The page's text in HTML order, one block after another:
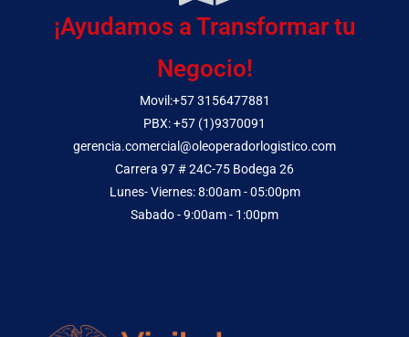
¡Ayudamos a Transformar tu
Negocio!
Movil:+57 3156477881
PBX: +57 (1)9370091
gerencia.comercial@oleoperadorlogistico.com
Carrera 97 # 24C-75 Bodega 26
Lunes- Viernes: 8:00am - 05:00pm
Sabado - 9:00am - 1:00pm